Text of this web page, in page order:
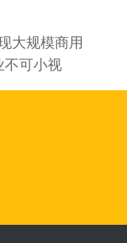
大规模商用
不可小视